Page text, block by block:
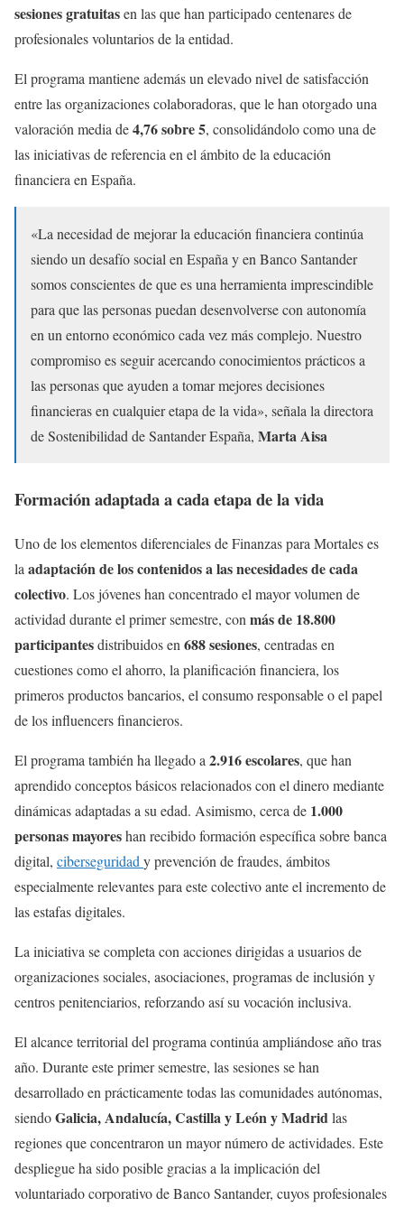
sesiones gratuitasen las que han participado centenares de
profesionales voluntarios de la entidad.
El programa mantiene además un elevado nivel de satisfacción
entre las organizaciones colaboradoras, que le han otorgado una
valoración media de4,76 sobre 5, consolidándolo como una de
las iniciativas de referencia en el ámbito de la educación
financiera en España.
«La necesidad de mejorar la educación financiera continúa
siendo un desafío social en España y en Banco Santander
somos conscientes de que es una herramienta imprescindible
para que las personas puedan desenvolverse con autonomía
en un entorno económico cada vez más complejo. Nuestro
compromiso es seguir acercando conocimientos prácticos a
las personas que ayuden a tomar mejores decisiones
financieras en cualquier etapa de la vida», señala la directora
de Sostenibilidad de Santander España, Marta Aisa
Formación adaptada a cada etapa de la vida
Uno de los elementos diferenciales de Finanzas para Mortales es
la adaptación de los contenidos a las necesidades de cada
colectivo. Los jóvenes han concentrado el mayor volumen de
actividad durante el primer semestre, con más de 18.800
participantesdistribuidos en 688 sesiones, centradas en
cuestiones como el ahorro, la planificación financiera, los
primeros productos bancarios, el consumo responsable o el papel
de los influencers financieros.
El programa también ha llegado a 2.916 escolares, que han
aprendido conceptos básicos relacionados con el dinero mediante
dinámicas adaptadas a su edad. Asimismo, cerca de 1.000
personas mayoreshan recibido formación específica sobre banca
digital, ciberseguridad y prevención de fraudes, ámbitos
especialmente relevantes para este colectivo ante el incremento de
las estafas digitales.
La iniciativa se completa con acciones dirigidas a usuarios de
organizaciones sociales, asociaciones, programas de inclusión y
centros penitenciarios, reforzando así su vocación inclusiva.
El alcance territorial del programa continúa ampliándose año tras
año. Durante este primer semestre, las sesiones se han
desarrollado en prácticamente todas las comunidades autónomas,
siendoGalicia, Andalucía, Castilla y León y Madridlas
regiones que concentraron un mayor número de actividades. Este
despliegue ha sido posible gracias a la implicación del
voluntariado corporativo de Banco Santander, cuyos profesionales